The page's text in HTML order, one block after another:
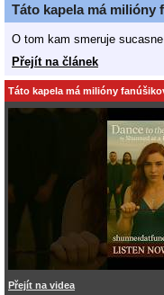
Táto kapela má milióny
O tom kam smeruje
Přejít na článek
Táto kapela má milióny
Přejít na videa